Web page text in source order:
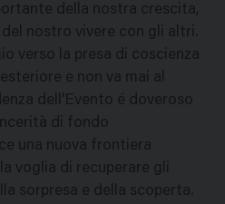
della nostra crescita,
nostro vivere con gli altri.
verso la presa di coscienza
e non va mai al
dell'Evento é doveroso
di fondo
una nuova frontiera
voglia di recuperare gli
sorpresa e della scoperta.